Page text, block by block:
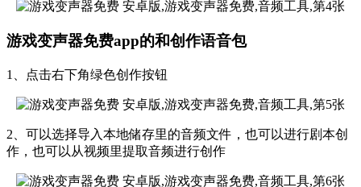
游戏变声器免费app的和创作语音包
1、点击右下角绿色创作按钮
2、可以选择导入本地储存里的音频文件，也可以进行剧本创
作，也可以从视频里提取音频进行创作